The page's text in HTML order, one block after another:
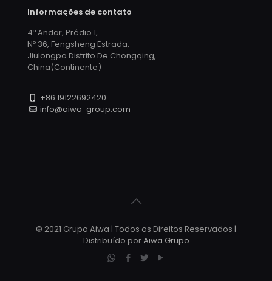
Informações de contato
4º Andar, Prédio 1,
Nº 36, Fengsheng Estrada,
Jiulongpo Distrito De Chongqing,
China(Continente)
+86 19122692420
info@aiwa-group.com
© 2021 Grupo Aiwa | Todos os Direitos Reservados |
Distribuído porAiwa Grupo